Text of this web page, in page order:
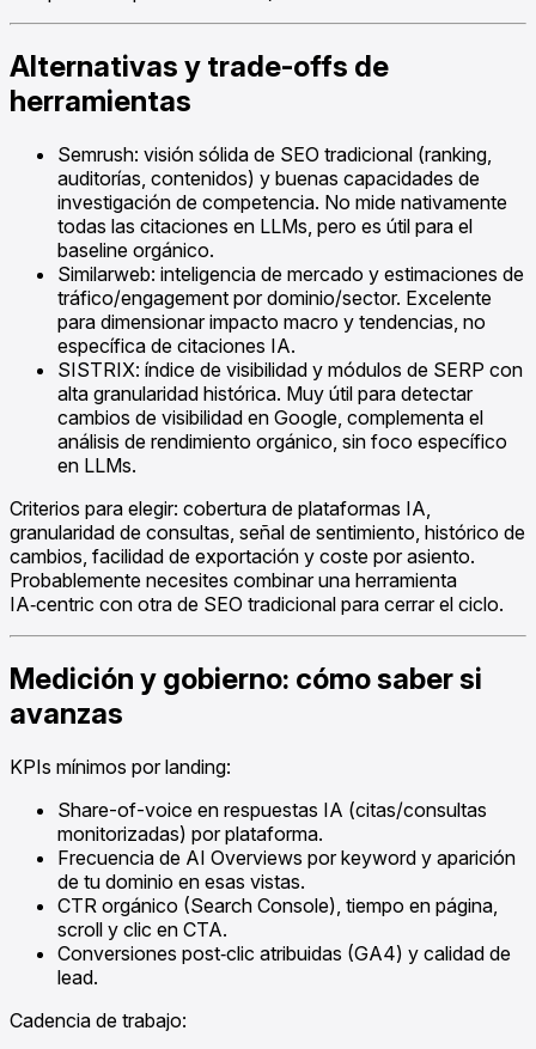
Alternativas y trade-offs de
herramientas
Semrush: visión sólida de SEO tradicional (ranking,
auditorías, contenidos) y buenas capacidades de
investigación de competencia. No mide nativamente
todas las citaciones en LLMs, pero es útil para el
baseline orgánico.
Similarweb: inteligencia de mercado y estimaciones de
tráfico/engagement por dominio/sector. Excelente
para dimensionar impacto macro y tendencias, no
específica de citaciones IA.
SISTRIX: índice de visibilidad y módulos de SERP con
alta granularidad histórica. Muy útil para detectar
cambios de visibilidad en Google, complementa el
análisis de rendimiento orgánico, sin foco específico
en LLMs.
Criterios para elegir: cobertura de plataformas IA,
granularidad de consultas, señal de sentimiento, histórico de
cambios, facilidad de exportación y coste por asiento.
Probablemente necesites combinar una herramienta
IA‑centric con otra de SEO tradicional para cerrar el ciclo.
Medición y gobierno: cómo saber si
avanzas
KPIs mínimos por landing:
Share-of-voice en respuestas IA (citas/consultas
monitorizadas) por plataforma.
Frecuencia de AI Overviews por keyword y aparición
de tu dominio en esas vistas.
CTR orgánico (Search Console), tiempo en página,
scroll y clic en CTA.
Conversiones post‑clic atribuidas (GA4) y calidad de
lead.
Cadencia de trabajo: